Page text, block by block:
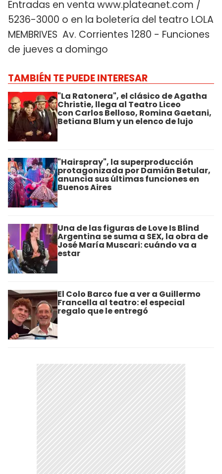
Entradas en venta www.plateanet.com /
5236-3000 o en la boletería del teatro LOLA
MEMBRIVES Av. Corrientes 1280 - Funciones
de jueves a domingo
TAMBIÉN TE PUEDE INTERESAR
"La Ratonera", el clásico de Agatha
Christie, llega al Teatro Liceo
con Carlos Belloso, Romina Gaetani,
Betiana Blum y un elenco de lujo
"Hairspray", la superproducción
protagonizada por Damián Betular,
anuncia sus últimas funciones en
Buenos Aires
Una de las figuras de Love Is Blind
Argentina se suma a SEX, la obra de
José María Muscari: cuándo va a
estar
El Colo Barco fue a ver a Guillermo
Francella al teatro: el especial
regalo que le entregó